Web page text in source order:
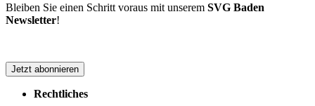
Bleiben Sie einen Schritt voraus mit unserem SVG Baden
Newsletter!
Jetzt abonnieren
Rechtliches